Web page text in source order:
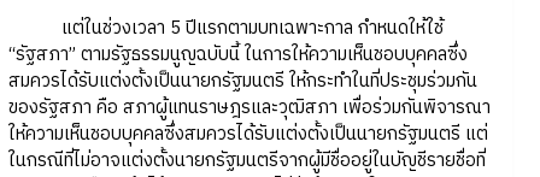
แต่ในช่วงเวลา 5 ปีแรกตามบทเฉพาะกาล กำหนดให้ใช้
“รัฐสภา” ตามรัฐธรรมนูญฉบับนี้ ในการให้ความเห็นชอบบุคคลซึ่ง
สมควรได้รับแต่งตั้งเป็นนายกรัฐมนตรี ให้กระทำในที่ประชุมร่วมกัน
ของรัฐสภา คือ สภาผู้แทนราษฎรและวุฒิสภา เพื่อร่วมกันพิจารณา
ให้ความเห็นชอบบุคคลซึ่งสมควรได้รับแต่งตั้งเป็นนายกรัฐมนตรี แต่
ในกรณีที่ไม่อาจแต่งตั้งนายกรัฐมนตรีจากผู้มีชื่ออยู่ในบัญชีรายชื่อที่